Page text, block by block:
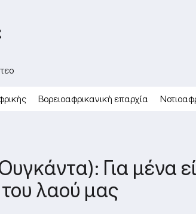
Βορειοαφρικανική επαρχία
Για μένα
λαού μας